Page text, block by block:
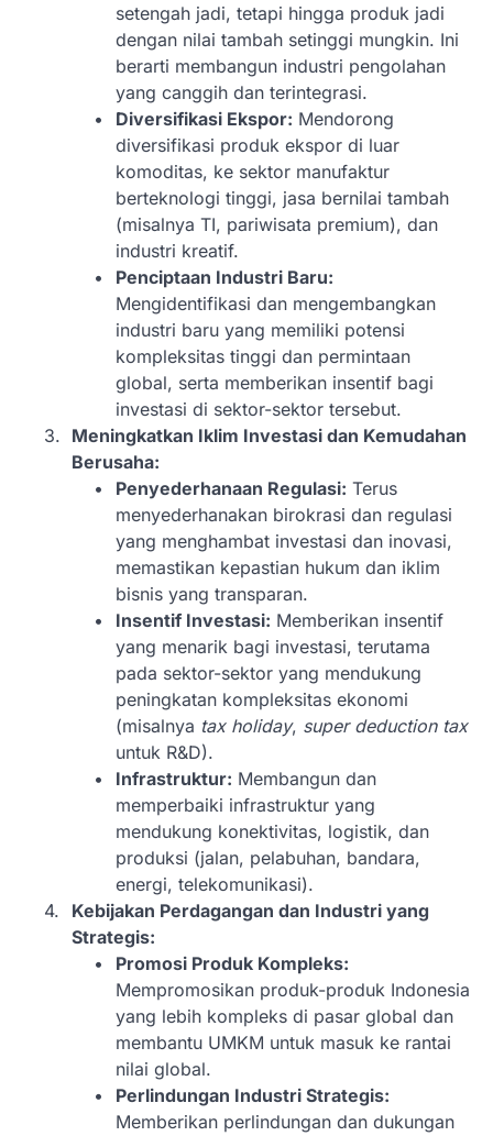
setengah jadi, tetapi hingga produk jadi
dengan nilai tambah setinggi mungkin. Ini
berarti membangun industri pengolahan
yang canggih dan terintegrasi.
Diversifikasi Ekspor: Mendorong
diversifikasi produk ekspor di luar
komoditas, ke sektor manufaktur
berteknologi tinggi, jasa bernilai tambah
(misalnya TI, pariwisata premium), dan
industri kreatif.
Penciptaan Industri Baru:
Mengidentifikasi dan mengembangkan
industri baru yang memiliki potensi
kompleksitas tinggi dan permintaan
global, serta memberikan insentif bagi
investasi di sektor-sektor tersebut.
Meningkatkan Iklim Investasi dan Kemudahan
Berusaha:
Penyederhanaan Regulasi: Terus
menyederhanakan birokrasi dan regulasi
yang menghambat investasi dan inovasi,
memastikan kepastian hukum dan iklim
bisnis yang transparan.
Insentif Investasi: Memberikan insentif
yang menarik bagi investasi, terutama
pada sektor-sektor yang mendukung
peningkatan kompleksitas ekonomi
(misalnya tax holiday, super deduction tax
untuk R&D).
Infrastruktur: Membangun dan
memperbaiki infrastruktur yang
mendukung konektivitas, logistik, dan
produksi (jalan, pelabuhan, bandara,
energi, telekomunikasi).
Kebijakan Perdagangan dan Industri yang
Strategis:
Promosi Produk Kompleks:
Mempromosikan produk-produk Indonesia
yang lebih kompleks di pasar global dan
membantu UMKM untuk masuk ke rantai
nilai global.
Perlindungan Industri Strategis:
Memberikan perlindungan dan dukungan